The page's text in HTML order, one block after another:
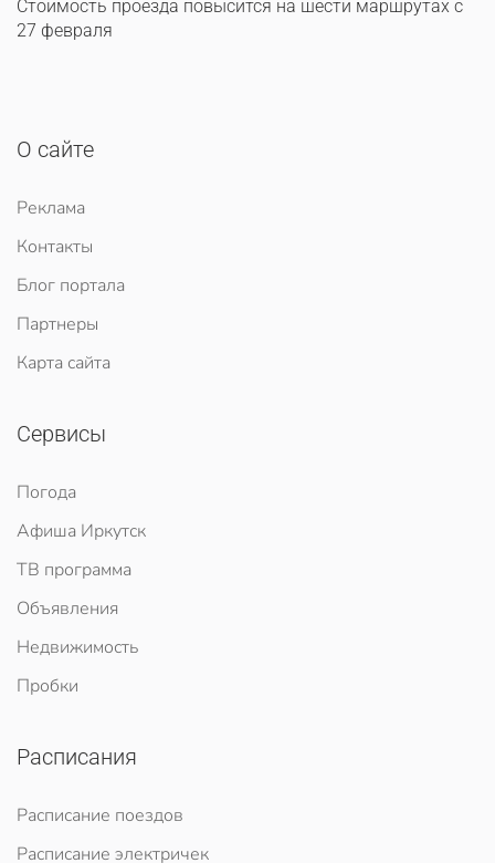
Стоимость проезда повысится на шести маршрутах с
27 февраля
О сайте
Реклама
Контакты
Блог портала
Партнеры
Карта сайта
Сервисы
Погода
Афиша Иркутск
ТВ программа
Объявления
Недвижимость
Пробки
Расписания
Расписание поездов
Расписание электричек